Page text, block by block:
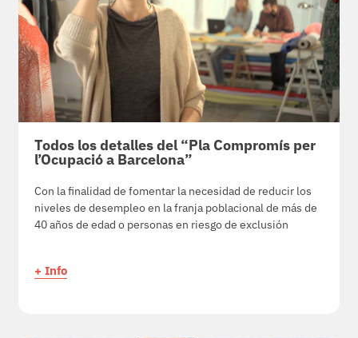
Todos los detalles del “Pla Compromís per
l’Ocupació a Barcelona”
Con la finalidad de fomentar la necesidad de reducir los
niveles de desempleo en la franja poblacional de más de
40 años de edad o personas en riesgo de exclusión
+ Info